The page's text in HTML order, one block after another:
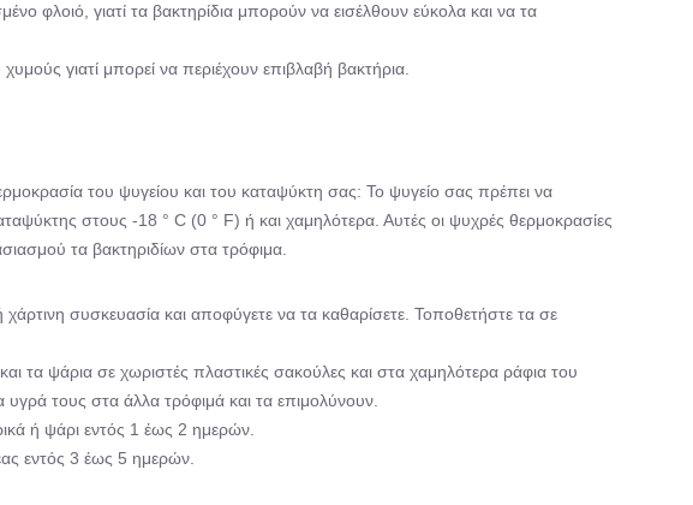
φλοιό, γιατί τα βακτηρίδια μπορούν να εισέλθουν εύκολα και να τα
γιατί μπορεί να περιέχουν επιβλαβή βακτήρια.
του ψυγείου και του καταψύκτη σας: Το ψυγείο σας πρέπει να
στους -18 ° C (0 ° F) ή και χαμηλότερα. Αυτές οι ψυχρές θερμοκρασίες
τα βακτηριδίων στα τρόφιμα.
συσκευασία και αποφύγετε να τα καθαρίσετε. Τοποθετήστε τα σε
τα ψάρια σε χωριστές πλαστικές σακούλες και στα χαμηλότερα ράφια του
υγρά τους στα άλλα τρόφιμά και τα επιμολύνουν.
ή ψάρι εντός 1 έως 2 ημερών.
εντός 3 έως 5 ημερών.